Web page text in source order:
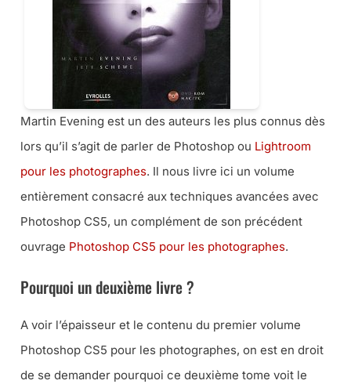
Martin Evening est un des auteurs les plus connus dès
lors qu’il s’agit de parler de Photoshop ou Lightroom
pour les photographes. Il nous livre ici un volume
entièrement consacré aux techniques avancées avec
Photoshop CS5, un complément de son précédent
ouvrage Photoshop CS5 pour les photographes.
Pourquoi un deuxième livre ?
A voir l’épaisseur et le contenu du premier volume
Photoshop CS5 pour les photographes, on est en droit
de se demander pourquoi ce deuxième tome voit le